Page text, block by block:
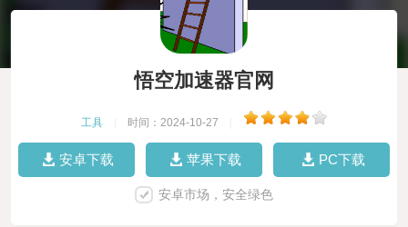
悟空加速器官网
工具 时间：2024-10-27
安卓下载 苹果下载 PC下载
安卓市场，安全绿色